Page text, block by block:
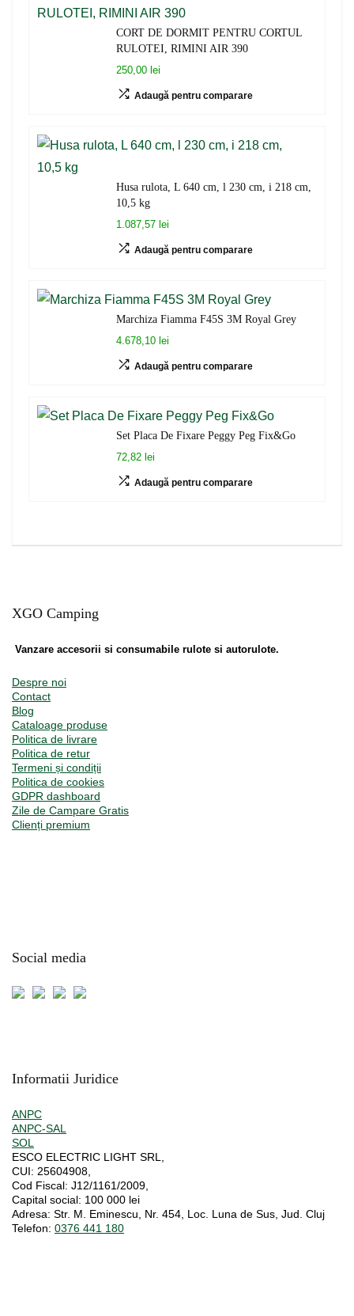
CORT DE DORMIT PENTRU CORTUL
RULOTEI, RIMINI AIR 390
250,00 lei
Adaugă pentru comparare
Husa rulota, L 640 cm, l 230 cm, i 218 cm,
10,5 kg
1.087,57 lei
Adaugă pentru comparare
Marchiza Fiamma F45S 3M Royal Grey
4.678,10 lei
Adaugă pentru comparare
Set Placa De Fixare Peggy Peg Fix&Go
72,82 lei
Adaugă pentru comparare
XGO Camping
Vanzare accesorii si consumabile rulote si autorulote.
Despre noi
Contact
Blog
Cataloage produse
Politica de livrare
Politica de retur
Termeni și condiții
Politica de cookies
GDPR dashboard
Zile de Campare Gratis
Clienți premium
Social media
Informatii Juridice
ANPC
ANPC-SAL
SOL
ESCO ELECTRIC LIGHT SRL,
CUI: 25604908,
Cod Fiscal: J12/1161/2009,
Capital social: 100 000 lei
Adresa: Str. M. Eminescu, Nr. 454, Loc. Luna de Sus, Jud. Cluj
Telefon: 0376 441 180